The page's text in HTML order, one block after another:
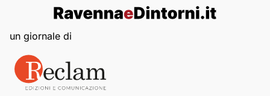
un giornale di